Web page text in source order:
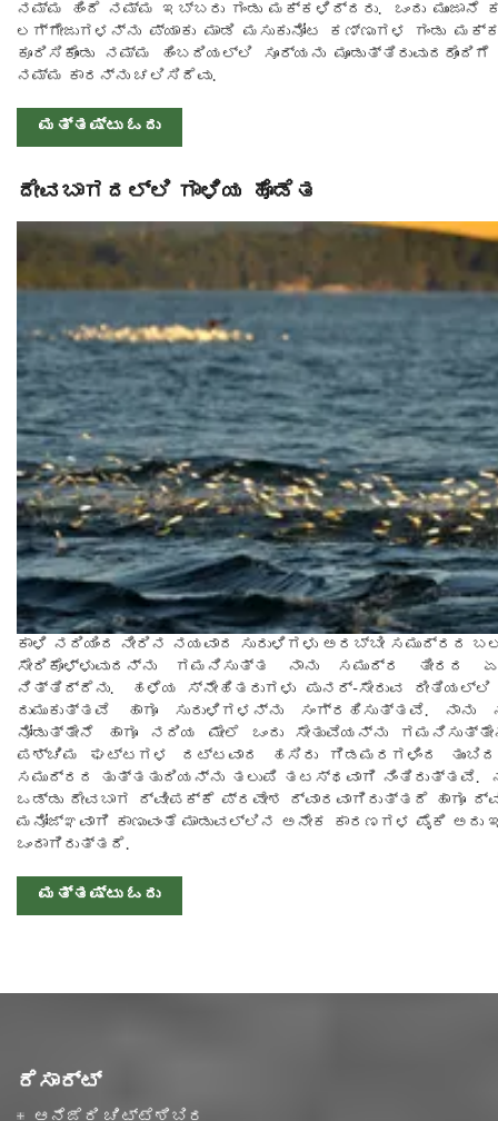
ನಮ್ಮ ಹಿಂದೆ ನಮ್ಮ ಇಬ್ಬರು ಗಂಡು ಮಕ್ಕಳಿದ್ದರು. ಒಂದು ಮುಂಜಾನೆ
ಲಗ್ಗೇಜುಗಳನ್ನು ಪ್ಯಾಕು ಮಾಡಿ ಮಸುಕುನೋಟ ಕಣ್ಣುಗಳ ಗಂಡು
ಕೂರಿಸಿಕೊಂಡು ನಮ್ಮ ಹಿಂಬದಿಯಲ್ಲಿ ಸೂರ್ಯನು
ನಮ್ಮ ಕಾರನ್ನು ಚಲಿಸಿದೆವು.
ಮತ್ತಷ್ಟು ಓದು
ದೇವಬಾಗದಲ್ಲಿ ಗಾಳಿಯ ಹೊಡೆತ
ಕಾಳಿ ನದಿಯಿಂದ ನೀರಿನ ನಯವಾದ ಸುರುಳಿಗಳು ಅರಬ್ಬೀ ಸಮುದ್ರದ
ಸೇರಿಕೊಳ್ಳುವುದನ್ನು ಗಮನಿಸುತ್ತ ನಾನು ಸಮುದ್ರ
ನಿತ್ತಿದ್ದೆನು. ಹಳೆಯ ಸ್ನೇಹಿತರುಗಳು ಪುನರ್-ಸೇರುವ ರೀತಿಯಲ್ಲಿ
ದುಮುಕುತ್ತವೆ ಹಾಗೂ ಸುರುಳಿಗಳನ್ನು ಸಂಗ್ರಹಿಸುತ್ತವೆ.
ನೋಡುತ್ತೇನೆ ಹಾಗೂ ನದಿಯ ಮೇಲೆ ಒಂದು ಸೇತುವೆಯನ್ನು
ಪಶ್ಚಿಮ ಘಟ್ಟಗಳ ದಟ್ಟವಾದ ಹಸಿರು ಗಿಡಮರಗಳಿಂದ ತುಂಬಿದ
ಸಮುದ್ರದ ತುತ್ತತುದಿಯನ್ನು ತಲುಪಿ ತಟಸ್ಥವಾಗಿ ನಿಂತಿರುತ್ತವೆ.
ಒಡ್ಡು ದೇವಬಾಗ ದ್ವೀಪಕ್ಕೆ ಪ್ರವೇಶ ದ್ವಾರವಾಗಿರುತ್ತದೆ ಹಾಗೂ
ಮನೋಜ್ಞವಾಗಿ ಕಾಣುವಂತೆ ಮಾಡುವಲ್ಲಿನ ಅನೇಕ ಕಾರಣಗಳ ಪೈಕಿ ಅದು
ಒಂದಾಗಿರುತ್ತದೆ.
ಮತ್ತಷ್ಟು ಓದು
ರೆಸಾರ್ಟ್
ಆನೆಜೆರಿ ಚಿಟ್ಟೆಶಿಬಿರ